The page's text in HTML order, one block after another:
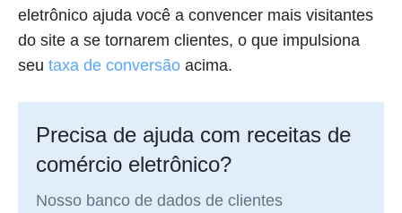
eletrônico ajuda você a convencer mais visitantes
do site a se tornarem clientes, o que impulsiona
seu taxa de conversão acima.
Precisa de ajuda com receitas de
comércio eletrônico?
Nosso banco de dados de clientes